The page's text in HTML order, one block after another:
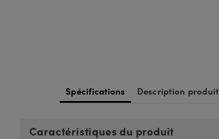
Spécifications Description produit
Caractéristiques du produit